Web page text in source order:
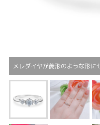
メレダイヤが菱形のような形に